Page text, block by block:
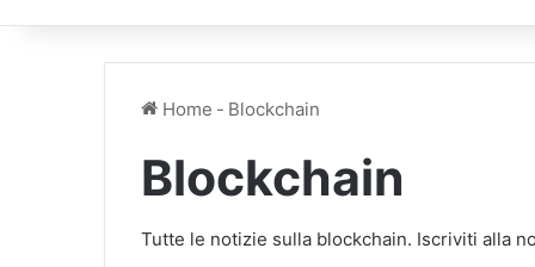
Home - Blockchain
Blockchain
Tutte le notizie sulla blockchain. Iscriviti alla